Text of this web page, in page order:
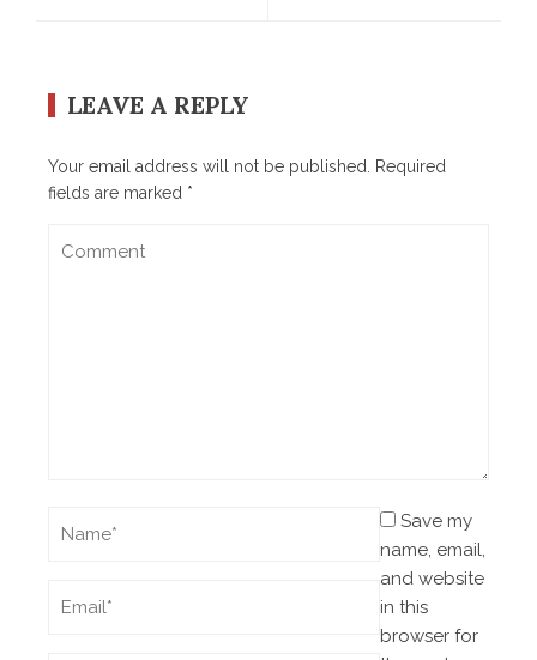
LEAVE A REPLY
Your email address will not be published.
Required
fields are marked *
Save my
name, email,
and website
in this
browser for